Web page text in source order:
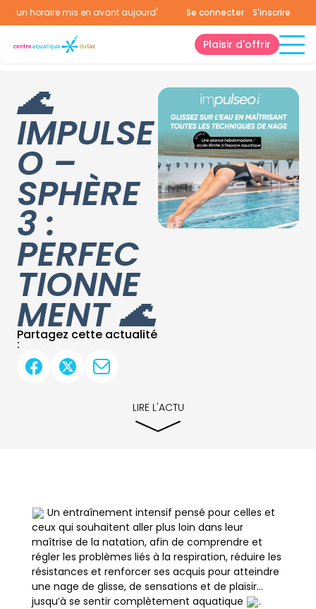
horaire mis en avant aujourd'hui. Consultez la page horaires.
Se connecter S'inscrire
Plaisir d'offrir
🌊
IMPULSE
O –
SPHÈRE
3 :
PERFEC
TIONNE
MENT 🌊
Partagez cette actualité
:
LIRE L'ACTU
Un entraînement intensif pensé pour celles et
ceux qui souhaitent aller plus loin dans leur
maîtrise de la natation, afin de comprendre et
régler les problèmes liés à la respiration, réduire les
résistances et renforcer ses acquis pour atteindre
une nage de glisse, de sensations et de plaisir…
jusqu’à se sentir complètement aquatique
.